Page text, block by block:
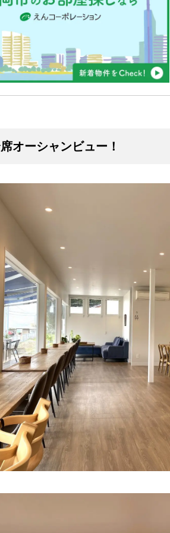
オーシャンビュー！